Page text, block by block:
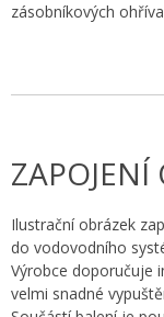
zásobníkových
ZAPOJENÍ
Ilustrační obrázek
do vodovodního
Výrobce doporučuje
velmi snadné